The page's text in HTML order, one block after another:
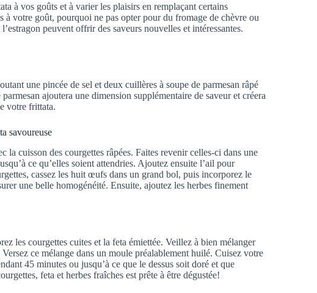
à vos goûts et à varier les plaisirs en remplaçant certains
à votre goût, pourquoi ne pas opter pour du fromage de chèvre ou
peuvent offrir des saveurs nouvelles et intéressantes.
une pincée de sel et deux cuillères à soupe de parmesan râpé
ajoutera une dimension supplémentaire de saveur et créera
votre frittata.
savoureuse
la cuisson des courgettes râpées. Faites revenir celles-ci dans une
ce qu’elles soient attendries. Ajoutez ensuite l’ail pour
cassez les huit œufs dans un grand bol, puis incorporez le
une belle homogénéité. Ensuite, ajoutez les herbes finement
les courgettes cuites et la feta émiettée. Veillez à bien mélanger
ce mélange dans un moule préalablement huilé. Cuisez votre
45 minutes ou jusqu’à ce que le dessus soit doré et que
feta et herbes fraîches est prête à être dégustée!